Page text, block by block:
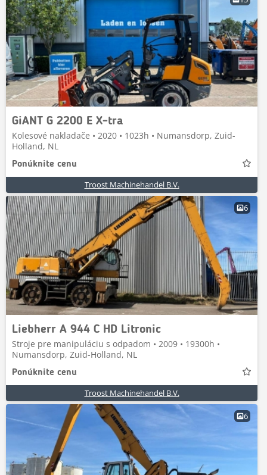
GiANT G 2200 E X-tra
Kolesové nakladače • 2020 • 1023h • Numansdorp, Zuid-
Holland, NL
Ponúknite cenu
Troost Machinehandel B.V.
6
Liebherr A 944 C HD Litronic
Stroje pre manipuláciu s odpadom • 2009 • 19300h •
Numansdorp, Zuid-Holland, NL
Ponúknite cenu
Troost Machinehandel B.V.
6